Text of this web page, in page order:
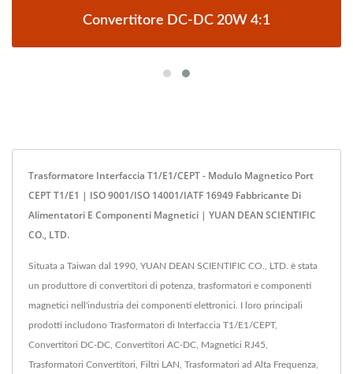
Convertitore DC-DC 20W 4:1
Trasformatore Interfaccia T1/E1/CEPT - Modulo Magnetico Port
CEPT T1/E1 | ISO 9001/ISO 14001/IATF 16949 Fabbricante Di
Alimentatori E Componenti Magnetici | YUAN DEAN SCIENTIFIC
CO., LTD.
Situata a Taiwan dal 1990, YUAN DEAN SCIENTIFIC CO., LTD. è stata
un produttore di convertitori di potenza, trasformatori e componenti
magnetici nell'industria dei componenti elettronici. I loro principali
prodotti includono Trasformatori di Interfaccia T1/E1/CEPT,
Convertitori DC-DC, Convertitori AC-DC, Magnetici RJ45,
Trasformatori Convertitori, Filtri LAN, Trasformatori ad Alta Frequenza,